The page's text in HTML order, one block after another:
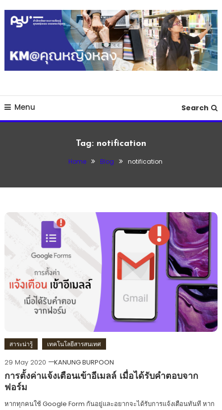
Menu Search
Tag: notification
Home Blog notification
สาระน่ารู้ เทคโนโลยีสารสนเทศ
29 May 2020
KANUNG BURPOON
การตั้งค่าแจ้งเตือนเข้าอีเมลล์ เมื่อได้รับคำตอบจาก
ฟอร์ม
หากทุกคนใช้ Google Form กันอยู่และอยากจะได้รับการแจ้งเตือนทันที หาก